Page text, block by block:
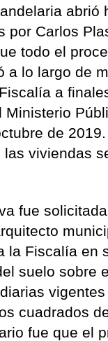
por Carlos
todo el
a lo largo de
a
de
viviendas
fue
la Fiscalía en
suelo sobre
cuadrados
fue que el